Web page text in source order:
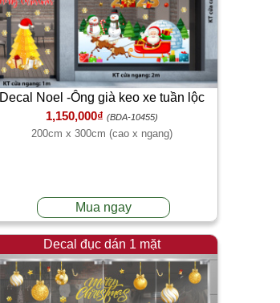
Decal Noel -Ông già keo xe tuần lộc
chạy
1,150,000₫ (BDA-10455)
200cm x 300cm (cao x ngang)
Mua ngay
Decal đục dán 1 mặt